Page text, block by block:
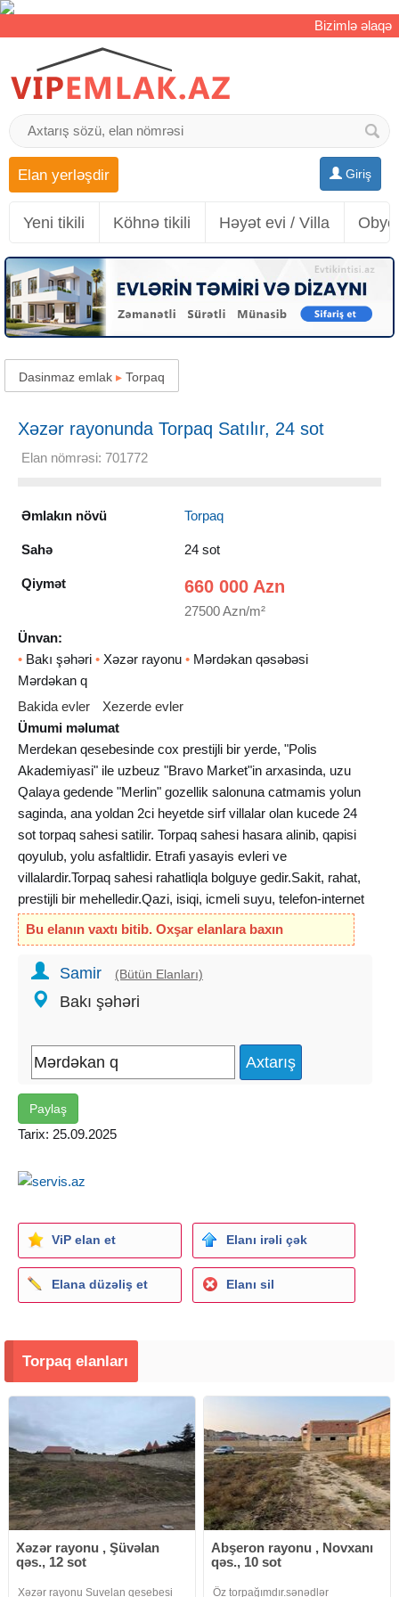
Bizimlə əlaqə
Giriş
Elan yerləşdir
Yeni tikili Köhnə tikili Həyət evi / Villa
Dasinmaz emlak ▸ Torpaq
Xəzər rayonunda Torpaq Satılır, 24 sot
Elan nömrəsi: 701772
Əmlakın növü Torpaq
Sahə 24 sot
Qiymət 660 000 Azn
27500 Azn/m²
Ünvan:
• Bakı şəhəri • Xəzər rayonu • Mərdəkan qəsəbəsi
Mərdəkan q
Bakida evler
Xezerde evler
Ümumi məlumat
Merdekan qesebesinde cox prestijli bir yerde, "Polis
Akademiyasi" ile uzbeuz "Bravo Market"in arxasinda, uzu
Qalaya gedende "Merlin" gozellik salonuna catmamis yolun
saginda, ana yoldan 2ci heyetde sirf villalar olan kucede 24
sot torpaq sahesi satilir. Torpaq sahesi hasara alinib, qapisi
qoyulub, yolu asfaltlidir. Etrafi yasayis evleri ve
villalardir.Torpaq sahesi rahatliqla bolguye gedir.Sakit, rahat,
prestijli bir mehelledir.Qazi, isiqi, icmeli suyu, telefon-internet
xetti daimidir.Senedleri tam qaydasindadir [kupca].
Bu elanın vaxtı bitib. Oxşar elanlara baxın
Samir (Bütün Elanları)
Bakı şəhəri
Paylaş
Tarix: 25.09.2025
ViP elan et Elanı irəli çək
Elana düzəliş et Elanı sil
Torpaq elanları
Xəzər rayonu , Şüvəlan
qəs., 12 sot
Xəzər rayonu Suvelan qesebesi
Abşeron rayonu , Novxanı
qəs., 10 sot
Öz torpağımdır.sənədlər